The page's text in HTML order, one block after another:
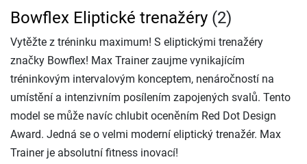
Bowflex Eliptické trenažéry (2)
Vytěžte z tréninku maximum! S eliptickými trenažéry
značky Bowflex! Max Trainer zaujme vynikajícím
tréninkovým intervalovým konceptem, nenáročností na
umístění a intenzivním posílením zapojených svalů. Tento
model se může navíc chlubit oceněním Red Dot Design
Award. Jedná se o velmi moderní eliptický trenažér. Max
Trainer je absolutní fitness inovací!